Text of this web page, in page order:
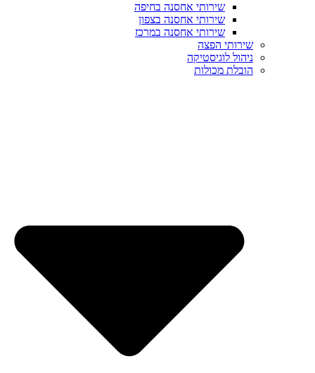
שירותי אחסנה בחיפה
שירותי אחסנה בצפון
שירותי אחסנה במרכז
שירותי הפצה
ניהול לוגיסטיקה
הובלת מכולות